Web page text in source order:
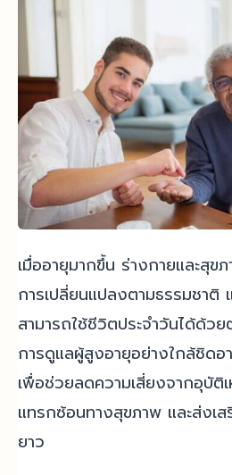
เมื่ออายุมากขึ้น ร่างกายและสุ
การเปลี่ยนแปลงตามธรรมชาติ
สามารถใช้ชีวิตประจำวันได้ด้ว
การดูแลผู้สูงอายุอย่างใกล้ชิดอ
เพื่อช่วยลดความเสี่ยงจากอุบัติ
แทรกซ้อนทางสุขภาพ และส่งเ
ยาว